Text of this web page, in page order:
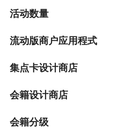
活动数量
流动版商户应用程式
集点卡设计商店
会籍设计商店
会籍分级